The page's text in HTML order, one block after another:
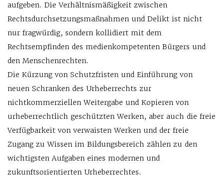
aufgeben. Die Verhältnismäßigkeit zwischen
Rechtsdurchsetzungsmaßnahmen und Delikt ist nicht
nur fragwürdig, sondern kollidiert mit dem
Rechtsempfinden des medienkompetenten Bürgers und
den Menschenrechten.
Die Kürzung von Schutzfristen und Einführung von
neuen Schranken des Urheberrechts zur
nichtkommerziellen Weitergabe und Kopieren von
urheberrechtlich geschützten Werken, aber auch die freie
Verfügbarkeit von verwaisten Werken und der freie
Zugang zu Wissen im Bildungsbereich zählen zu den
wichtigsten Aufgaben eines modernen und
zukunftsorientierten Urheberrechtes.